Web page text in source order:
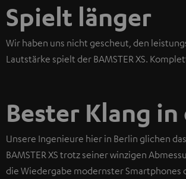
Spielt länger
Wir haben uns nicht gescheut, den
Lautstärke spielt der BAMSTER XS.
Bester Klang in
Unsere Ingenieure hier in Berlin glichen
BAMSTER XS trotz seiner winzigen
die Wiedergabe modernster